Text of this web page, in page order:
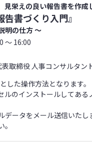
栄えの良い報告書を作成
書づくり入門』
明の仕方 ～
～ 16:00
取締役 人事コンサルタ
た操作方法となります。
のインストールしてあ
ータをメール送信いた